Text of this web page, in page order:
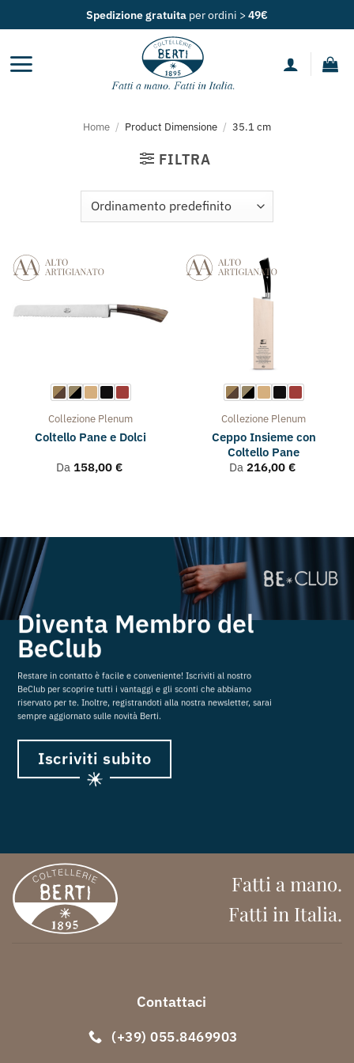
ai
contenuti
Spedizione gratuita per ordini > 49€
Home / Product Dimensione / 35.1 cm
FILTRA
Collezione Plenum
Coltello Pane e Dolci
Da 158,00 €
Collezione Plenum
Ceppo Insieme con
Coltello Pane
Da 216,00 €
Diventa Membro del
BeClub
Restare in contatto è facile e conveniente! Iscriviti al nostro
BeClub per scoprire tutti i vantaggi e gli sconti che abbiamo
riservato per te. Inoltre, registrandoti alla nostra newsletter, sarai
sempre aggiornato sulle novità Berti.
Iscriviti subito
Fatti a mano.
Fatti in Italia.
Contattaci
(+39) 055.8469903